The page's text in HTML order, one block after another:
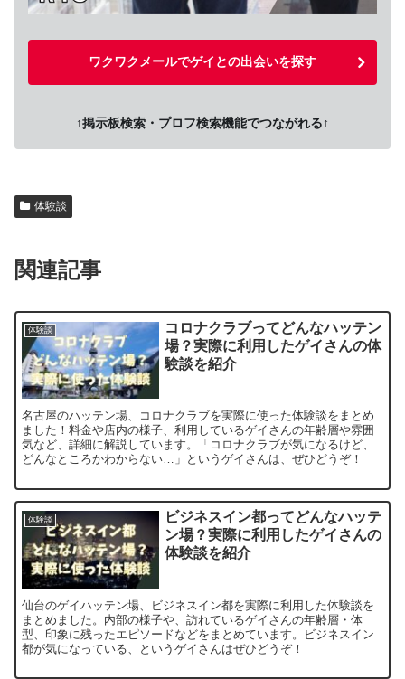
ワクワクメールでゲイとの出会いを探す
↑掲示板検索・プロフ検索機能でつながれる↑
体験談
関連記事
体験談
コロナクラブってどんなハッテン
場？実際に利用したゲイさんの体
験談を紹介
名古屋のハッテン場、コロナクラブを実際に使った体験談をまとめ
ました！料金や店内の様子、利用しているゲイさんの年齢層や雰囲
気など、詳細に解説しています。「コロナクラブが気になるけど、
どんなところかわからない…」というゲイさんは、ぜひどうぞ！
体験談
ビジネスイン都ってどんなハッテ
ン場？実際に利用したゲイさんの
体験談を紹介
仙台のゲイハッテン場、ビジネスイン都を実際に利用した体験談を
まとめました。内部の様子や、訪れているゲイさんの年齢層・体
型、印象に残ったエピソードなどをまとめています。ビジネスイン
都が気になっている、というゲイさんはぜひどうぞ！